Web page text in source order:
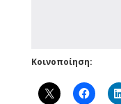
Κοινοποίηση: